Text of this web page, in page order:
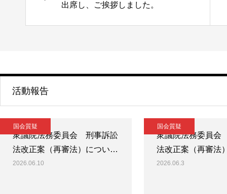
出席し、ご挨拶しました。
活動報告
国会質疑
衆議院法務委員会 刑事訴訟
法改正案（再審法）につい…
2026.06.10
国会質疑
衆議院法務委員
法改正案（再審法
2026.06.3